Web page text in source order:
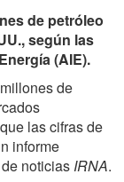
de petróleo
según las
(AIE).
de
las cifras de
informe
noticias IRNA.